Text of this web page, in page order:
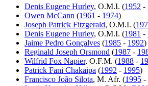
Denis Eugene Hurley, O.M.I. (1952 -
Owen McCann (1961 - 1974)
Joseph Patrick Fitzgerald, O.M.I. (
Denis Eugene Hurley, O.M.I. (1981 -
Jaime Pedro Gonçalves (1985 - 1992)
Reginald Joseph Orsmond (1987 -
Wilfrid Fox Napier, O.F.M. (1988 -
Patrick Fani Chakaipa (1992 - 1995)
Francisco João Silota, M. Afr. (1995 -